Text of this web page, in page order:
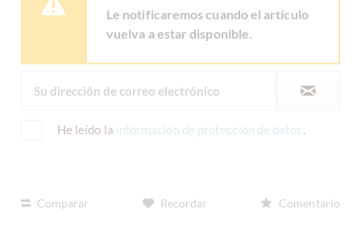
Le notificaremos cuando el artículo
vuelva a estar disponible.
He leído la información de protección de datos.
Comparar Recordar Comentario